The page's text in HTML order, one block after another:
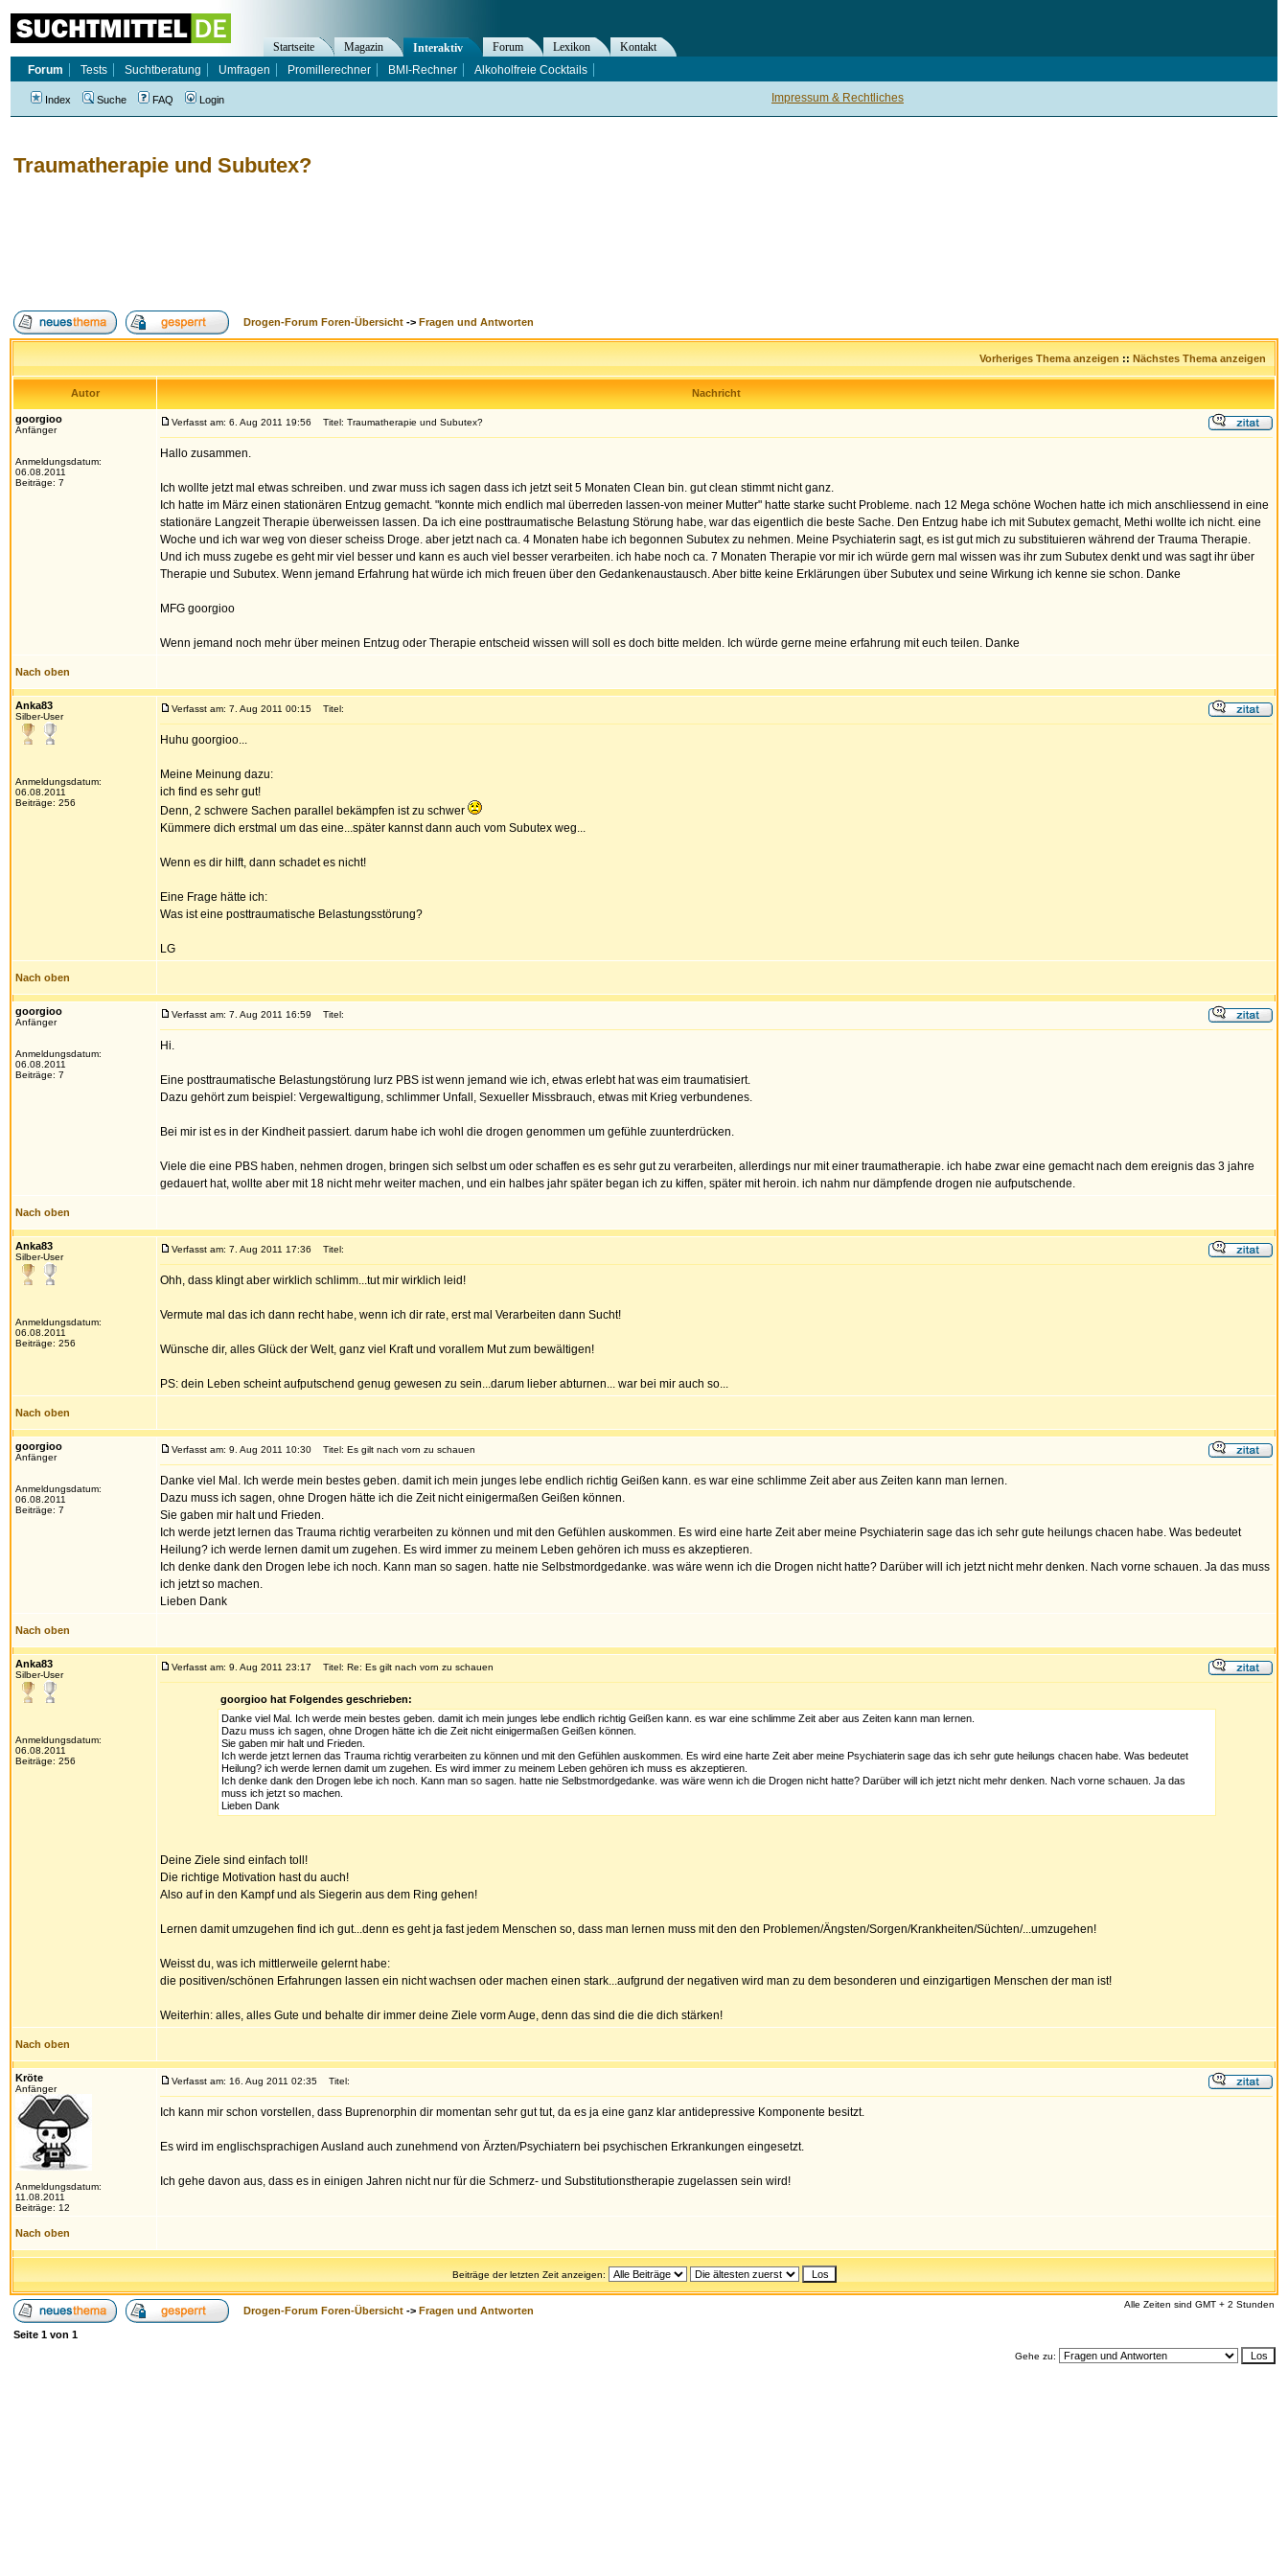
Traumatherapie und Subutex?
Drogen-Forum Foren-Übersicht -> Fragen und Antworten
Vorheriges Thema anzeigen :: Nächstes Thema anzeigen
Autor Nachricht
goorgioo
Anfänger
Anmeldungsdatum:
06.08.2011
Beiträge: 7
Verfasst am: 6. Aug 2011 19:56 Titel: Traumatherapie und Subutex?
Hallo zusammen.
Ich wollte jetzt mal etwas schreiben. und zwar muss ich sagen dass ich jetzt seit 5 Monaten Clean bin. gut clean stimmt nicht ganz.
Ich hatte im März einen stationären Entzug gemacht. "konnte mich endlich mal überreden lassen-von meiner Mutter" hatte starke sucht Probleme. nach 12 Mega schöne Wochen hatte ich mich anschliessend in eine
stationäre Langzeit Therapie überweissen lassen. Da ich eine posttraumatische Belastung Störung habe, war das eigentlich die beste Sache. Den Entzug habe ich mit Subutex gemacht, Methi wollte ich nicht. eine
Woche und ich war weg von dieser scheiss Droge. aber jetzt nach ca. 4 Monaten habe ich begonnen Subutex zu nehmen. Meine Psychiaterin sagt, es ist gut mich zu substituieren während der Trauma Therapie.
Und ich muss zugebe es geht mir viel besser und kann es auch viel besser verarbeiten. ich habe noch ca. 7 Monaten Therapie vor mir ich würde gern mal wissen was ihr zum Subutex denkt und was sagt ihr über
Therapie und Subutex. Wenn jemand Erfahrung hat würde ich mich freuen über den Gedankenaustausch. Aber bitte keine Erklärungen über Subutex und seine Wirkung ich kenne sie schon. Danke
MFG goorgioo
Wenn jemand noch mehr über meinen Entzug oder Therapie entscheid wissen will soll es doch bitte melden. Ich würde gerne meine erfahrung mit euch teilen. Danke
Nach oben
Anka83
Silber-User
Anmeldungsdatum:
06.08.2011
Beiträge: 256
Verfasst am: 7. Aug 2011 00:15 Titel:
Huhu goorgioo...
Meine Meinung dazu:
ich find es sehr gut!
Denn, 2 schwere Sachen parallel bekämpfen ist zu schwer
Kümmere dich erstmal um das eine...später kannst dann auch vom Subutex weg...
Wenn es dir hilft, dann schadet es nicht!
Eine Frage hätte ich:
Was ist eine posttraumatische Belastungsstörung?
LG
Nach oben
goorgioo
Anfänger
Anmeldungsdatum:
06.08.2011
Beiträge: 7
Verfasst am: 7. Aug 2011 16:59 Titel:
Hi.
Eine posttraumatische Belastungstörung lurz PBS ist wenn jemand wie ich, etwas erlebt hat was eim traumatisiert.
Dazu gehört zum beispiel: Vergewaltigung, schlimmer Unfall, Sexueller Missbrauch, etwas mit Krieg verbundenes.
Bei mir ist es in der Kindheit passiert. darum habe ich wohl die drogen genommen um gefühle zuunterdrücken.
Viele die eine PBS haben, nehmen drogen, bringen sich selbst um oder schaffen es es sehr gut zu verarbeiten, allerdings nur mit einer traumatherapie. ich habe zwar eine gemacht nach dem ereignis das 3 jahre
gedauert hat, wollte aber mit 18 nicht mehr weiter machen, und ein halbes jahr später began ich zu kiffen, später mit heroin. ich nahm nur dämpfende drogen nie aufputschende.
Nach oben
Anka83
Silber-User
Anmeldungsdatum:
06.08.2011
Beiträge: 256
Verfasst am: 7. Aug 2011 17:36 Titel:
Ohh, dass klingt aber wirklich schlimm...tut mir wirklich leid!
Vermute mal das ich dann recht habe, wenn ich dir rate, erst mal Verarbeiten dann Sucht!
Wünsche dir, alles Glück der Welt, ganz viel Kraft und vorallem Mut zum bewältigen!
PS: dein Leben scheint aufputschend genug gewesen zu sein...darum lieber abturnen... war bei mir auch so...
Nach oben
goorgioo
Anfänger
Anmeldungsdatum:
06.08.2011
Beiträge: 7
Verfasst am: 9. Aug 2011 10:30 Titel: Es gilt nach vorn zu schauen
Danke viel Mal. Ich werde mein bestes geben. damit ich mein junges lebe endlich richtig Geißen kann. es war eine schlimme Zeit aber aus Zeiten kann man lernen.
Dazu muss ich sagen, ohne Drogen hätte ich die Zeit nicht einigermaßen Geißen können.
Sie gaben mir halt und Frieden.
Ich werde jetzt lernen das Trauma richtig verarbeiten zu können und mit den Gefühlen auskommen. Es wird eine harte Zeit aber meine Psychiaterin sage das ich sehr gute heilungs chacen habe. Was bedeutet
Heilung? ich werde lernen damit um zugehen. Es wird immer zu meinem Leben gehören ich muss es akzeptieren.
Ich denke dank den Drogen lebe ich noch. Kann man so sagen. hatte nie Selbstmordgedanke. was wäre wenn ich die Drogen nicht hatte? Darüber will ich jetzt nicht mehr denken. Nach vorne schauen. Ja das muss
ich jetzt so machen.
Lieben Dank
Nach oben
Anka83
Silber-User
Anmeldungsdatum:
06.08.2011
Beiträge: 256
Verfasst am: 9. Aug 2011 23:17 Titel: Re: Es gilt nach vorn zu schauen
goorgioo hat Folgendes geschrieben:
Danke viel Mal. Ich werde mein bestes geben. damit ich mein junges lebe endlich richtig Geißen kann. es war eine schlimme Zeit aber aus Zeiten kann man lernen.
Dazu muss ich sagen, ohne Drogen hätte ich die Zeit nicht einigermaßen Geißen können.
Sie gaben mir halt und Frieden.
Ich werde jetzt lernen das Trauma richtig verarbeiten zu können und mit den Gefühlen auskommen. Es wird eine harte Zeit aber meine Psychiaterin sage das ich sehr gute heilungs chacen habe. Was bedeutet
Heilung? ich werde lernen damit um zugehen. Es wird immer zu meinem Leben gehören ich muss es akzeptieren.
Ich denke dank den Drogen lebe ich noch. Kann man so sagen. hatte nie Selbstmordgedanke. was wäre wenn ich die Drogen nicht hatte? Darüber will ich jetzt nicht mehr denken. Nach vorne schauen. Ja das
muss ich jetzt so machen.
Lieben Dank
Deine Ziele sind einfach toll!
Die richtige Motivation hast du auch!
Also auf in den Kampf und als Siegerin aus dem Ring gehen!
Lernen damit umzugehen find ich gut...denn es geht ja fast jedem Menschen so, dass man lernen muss mit den den Problemen/Ängsten/Sorgen/Krankheiten/Süchten/...umzugehen!
Weisst du, was ich mittlerweile gelernt habe:
die positiven/schönen Erfahrungen lassen ein nicht wachsen oder machen einen stark...aufgrund der negativen wird man zu dem besonderen und einzigartigen Menschen der man ist!
Weiterhin: alles, alles Gute und behalte dir immer deine Ziele vorm Auge, denn das sind die die dich stärken!
Nach oben
Kröte
Anfänger
Anmeldungsdatum:
11.08.2011
Beiträge: 12
Verfasst am: 16. Aug 2011 02:35 Titel:
Ich kann mir schon vorstellen, dass Buprenorphin dir momentan sehr gut tut, da es ja eine ganz klar antidepressive Komponente besitzt.
Es wird im englischsprachigen Ausland auch zunehmend von Ärzten/Psychiatern bei psychischen Erkrankungen eingesetzt.
Ich gehe davon aus, dass es in einigen Jahren nicht nur für die Schmerz- und Substitutionstherapie zugelassen sein wird!
Nach oben
Beiträge der letzten Zeit anzeigen:
Drogen-Forum Foren-Übersicht -> Fragen und Antworten
Alle Zeiten sind GMT + 2 Stunden
Seite 1 von 1
Gehe zu:
Impressum & Rechtliches
Startseite Magazin Interaktiv Forum Lexikon
Kontakt
Forum
Tests Suchtberatung Umfragen Promillerechner BMI-Rechner Alkoholfreie Cocktails
Index Suche FAQ Login